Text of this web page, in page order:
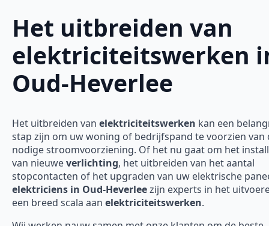
Het uitbreiden van
elektriciteitswerken
Oud-Heverlee
Het uitbreiden van elektriciteitswerken kan een
stap zijn om uw woning of bedrijfspand te voorzien van
nodige stroomvoorziening. Of het nu gaat om het
van nieuweverlichting, het uitbreiden van het aantal
stopcontacten of het upgraden van uw elektrische
elektriciens in Oud-Heverleezijn experts in het
een breed scala aan elektriciteitswerken.